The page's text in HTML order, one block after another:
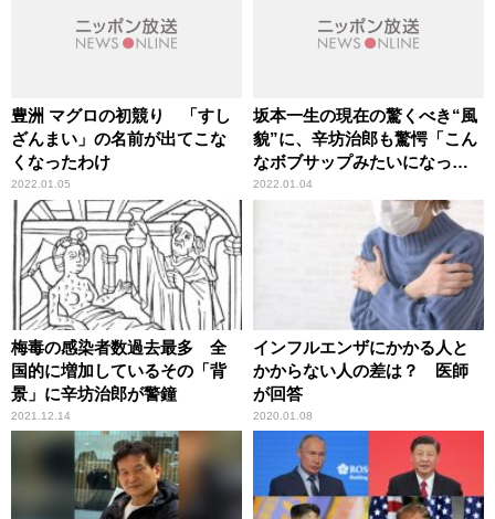
豊洲 マグロの初競り 「すし
ざんまい」の名前が出てこな
くなったわけ
2022.01.05
坂本一生の現在の驚くべき“風
貌”に、辛坊治郎も驚愕「こん
なボブサップみたいになって
いるとは」
2022.01.04
梅毒の感染者数過去最多 全
国的に増加しているその「背
景」に辛坊治郎が警鐘
2021.12.14
インフルエンザにかかる人と
かからない人の差は？ 医師
が回答
2020.01.08